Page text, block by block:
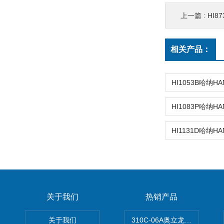
上一篇 :
相关产品：
关于我们
关于我们
热销产品
310C-06A奥立龙实验室台式